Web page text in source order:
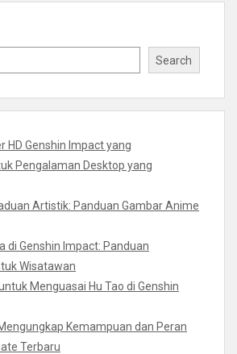
Search
HD Genshin Impact yang
Pengalaman Desktop yang
Artistik: Panduan Gambar Anime
di Genshin Impact: Panduan
Wisatawan
Menguasai Hu Tao di Genshin
Kemampuan dan Peran
Terbaru